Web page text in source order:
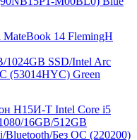
MateBook 14 FlemingH
1024GB SSD/Intel Arc
(53014HYC) Green
Н15И-Т Intel Core i5
16GB/512GB
Bluetooth/Без ОС (220200)